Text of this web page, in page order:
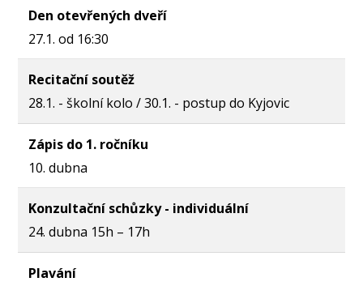
Den otevřených dveří
27.1. od 16:30
Recitační soutěž
28.1. - školní kolo / 30.1. - postup do Kyjovic
Zápis do 1. ročníku
10. dubna
Konzultační schůzky - individuální
24. dubna 15h – 17h
Plavání